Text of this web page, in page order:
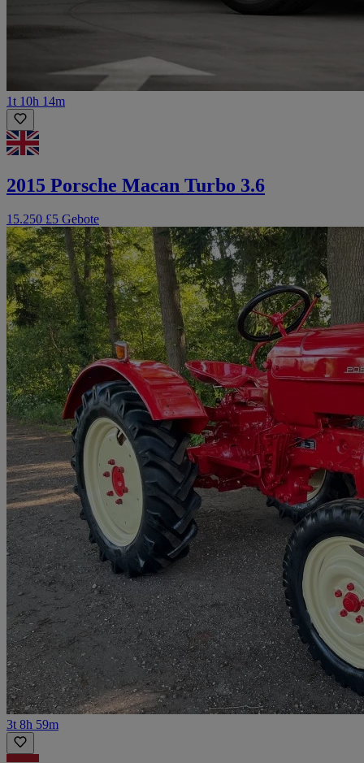
1t 10h 14m
2015 Porsche Macan Turbo 3.6
15.250 £5 Gebote
3t 8h 59m